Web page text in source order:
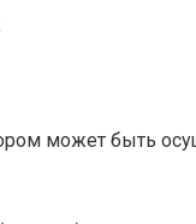
может быть